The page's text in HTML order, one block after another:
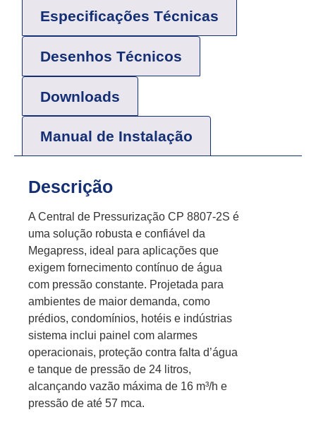
Especificações Técnicas
Desenhos Técnicos
Downloads
Manual de Instalação
Descrição
A Central de Pressurização CP 8807-2S é
uma solução robusta e confiável da
Megapress, ideal para aplicações que
exigem fornecimento contínuo de água
com pressão constante. Projetada para
ambientes de maior demanda, como
prédios, condomínios, hotéis e indústrias
sistema inclui painel com alarmes
operacionais, proteção contra falta d’água
e tanque de pressão de 24 litros,
alcançando vazão máxima de 16 m³/h e
pressão de até 57 mca.